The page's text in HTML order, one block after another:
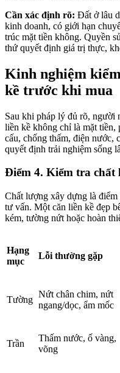
Cần xác định rõ: Đất ở lâu
kinh doanh, có giới hạn
trúc mặt tiền không. Quyền
thứ quyết định giá trị thực,
Kinh nghiệm
kề trước khi mua
Sau khi pháp lý đủ rõ, người
liền kề không chỉ là mặt tiền,
cấu, chống thấm, điện nước,
quyết định trải nghiệm sống
Điểm 4. Kiểm tra chất
Chất lượng xây dựng là điểm
tư vấn. Một căn liền kề đẹp
kém, tường nứt hoặc hoàn
Hạng
mục
Lỗi thường gặp
Tường
Nứt chân chim, nứt
ngang/dọc, ẩm mốc
Trần
Thấm nước, ố vàng,
võng